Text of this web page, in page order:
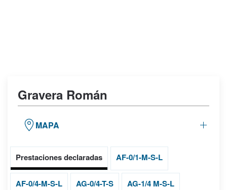
Gravera Román
MAPA
Prestaciones declaradas AF-0/1-M-S-L
AF-0/4-M-S-L AG-0/4-T-S AG-1/4 M-S-L